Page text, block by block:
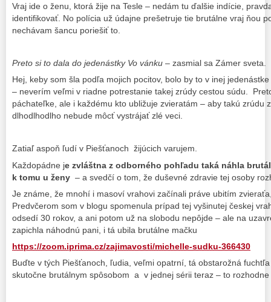
Vraj ide o ženu, ktorá žije na Tesle – nedám tu ďalšie indície,
identifikovať. No polícia už údajne prešetruje tie brutálne vraj ňou
nechávam šancu poriešiť to.
Preto si to dala do jedenástky Vo vánku – zasmial sa Zámer sveta.
Hej, keby som šla podľa mojich pocitov, bolo by to v inej
– neverím veľmi v riadne potrestanie takej zrúdy cestou súdu.
páchateľke, ale i každému kto ubližuje zvieratám – aby takú zrúdu
dlhodlhodlho nebude môcť vystrájať zlé veci.
Zatiaľ aspoň ľudí v Piešťanoch žijúcich varujem.
Každopádne je zvláštna z odborného pohľadu taká náhla
k tomu u ženy – a svedčí o tom, že duševné zdravie tej osoby
Je známe, že mnohí i masoví vrahovi začínali práve ubitím
Predvčerom som v blogu spomenula prípad tej vyšinutej českej
odsedí 30 rokov, a ani potom už na slobodu nepôjde – ale na
zapichla náhodnú pani, i tá ubila brutálne mačku
https://zoom.iprima.cz/zajimavosti/michelle-sudku-366430
Buďte v tých Piešťanoch, ľudia, veľmi opatrní, tá obstarožná
skutočne brutálnym spôsobom a v jednej sérii teraz – to